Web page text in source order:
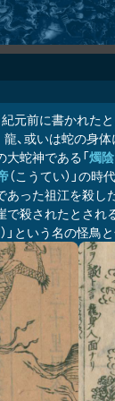
元前に書かれたと
、或いは蛇の身
蛇神である「燭陰
（こうてい）」の時
った祖江を殺し
で殺されたとされ
」という名の怪鳥